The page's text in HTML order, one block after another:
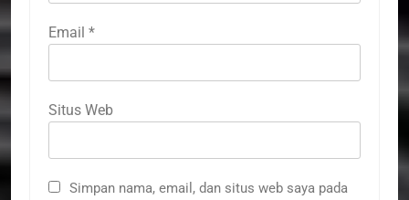
Email *
Situs Web
Simpan nama, email, dan situs web saya pada